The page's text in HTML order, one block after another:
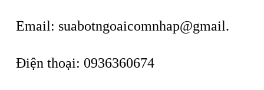
Email: suabotngoaicomnhap@gmail.
Điện thoại: 0936360674